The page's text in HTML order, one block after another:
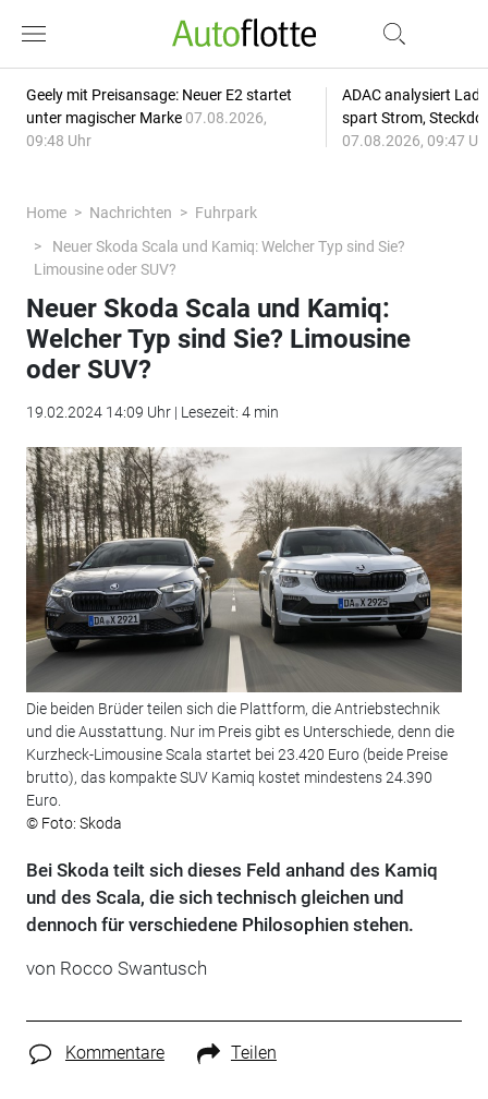
Geely mit Preisansage: Neuer E2 startet
unter magischer Marke 07.08.2026,
09:48 Uhr
ADAC analysiert
spart Strom,
07.08.2026, 09:47
Home Nachrichten
Fuhrpark
Neuer Skoda Scala und Kamiq: Welcher Typ sind Sie?
Limousine oder SUV?
Neuer Skoda Scala und Kamiq:
Welcher Typ sind Sie? Limousine
oder SUV?
19.02.2024 14:09 Uhr | Lesezeit: 4 min
Die beiden Brüder teilen sich die Plattform, die Antriebstechnik
und die Ausstattung. Nur im Preis gibt es Unterschiede, denn die
Kurzheck-Limousine Scala startet bei 23.420 Euro (beide Preise
brutto), das kompakte SUV Kamiq kostet mindestens 24.390
Euro.
© Foto: Skoda
Bei Skoda teilt sich dieses Feld anhand des Kamiq
und des Scala, die sich technisch gleichen und
dennoch für verschiedene Philosophien stehen.
von Rocco Swantusch
Kommentare Teilen